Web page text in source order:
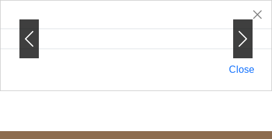
Previous Next
Previous Next
Close